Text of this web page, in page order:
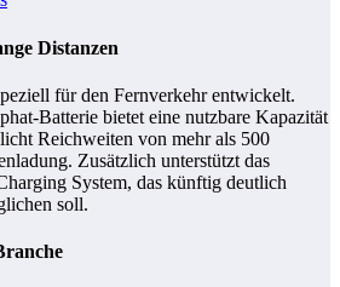
Distanzen
für den Fernverkehr entwickelt.
Batterie bietet eine nutzbare Kapazität
Reichweiten von mehr als 500
Zusätzlich unterstützt das
System, das künftig deutlich
soll.